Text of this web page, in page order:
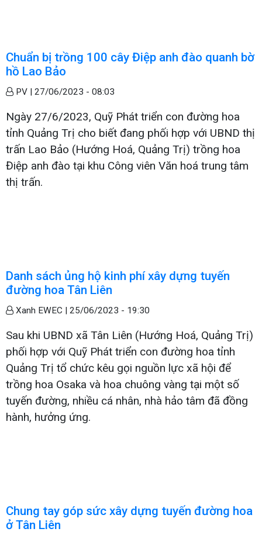
Chuẩn bị trồng 100 cây Điệp anh đào quanh bờ
hồ Lao Bảo
PV | 27/06/2023 - 08:03
Ngày 27/6/2023, Quỹ Phát triển con đường hoa
tỉnh Quảng Trị cho biết đang phối hợp với UBND thị
trấn Lao Bảo (Hướng Hoá, Quảng Trị) trồng hoa
Điệp anh đào tại khu Công viên Văn hoá trung tâm
thị trấn.
Danh sách ủng hộ kinh phí xây dựng tuyến
đường hoa Tân Liên
Xanh EWEC | 25/06/2023 - 19:30
Sau khi UBND xã Tân Liên (Hướng Hoá, Quảng Trị)
phối hợp với Quỹ Phát triển con đường hoa tỉnh
Quảng Trị tổ chức kêu gọi nguồn lực xã hội để
trồng hoa Osaka và hoa chuông vàng tại một số
tuyến đường, nhiều cá nhân, nhà hảo tâm đã đồng
hành, hưởng ứng.
Chung tay góp sức xây dựng tuyến đường hoa
ở Tân Liên